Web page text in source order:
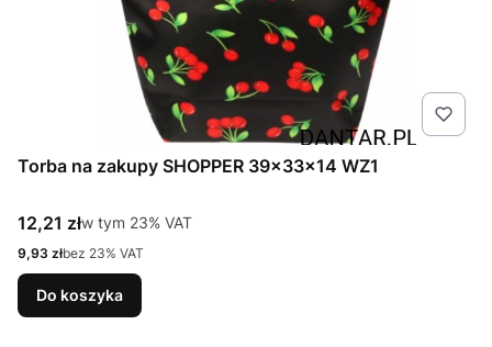
Torba na zakupy SHOPPER 39x33x14 WZ1
Cena brutto
12,21 złw tym %s VAT
w tym 23% VAT
Cena netto
9,93 złbez 23% VAT
Do koszyka